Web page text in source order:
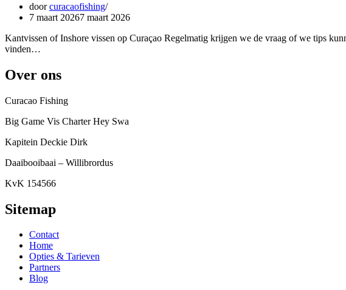
doorcuracaofishing
7 maart 20267 maart 2026
Kantvissen of Inshore vissen op Curaçao Regelmatig krijgen we de vraag of we tips
vinden…
Over ons
Curacao Fishing
Big Game Vis Charter Hey Swa
Kapitein Deckie Dirk
Daaibooibaai – Willibrordus
KvK 154566
Sitemap
Contact
Home
Opties & Tarieven
Partners
Blog